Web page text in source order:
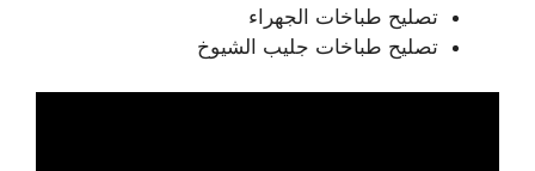
تصليح طباخات الجهراء
تصليح طباخات جليب الشيوخ